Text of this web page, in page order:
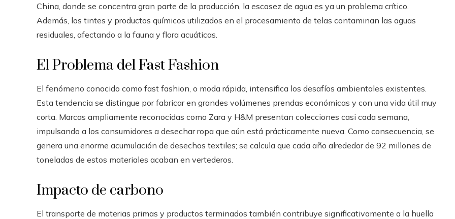
China, donde se concentra gran parte de la producción, la escasez de agua es ya un problema crítico.
Además, los tintes y productos químicos utilizados en el procesamiento de telas contaminan las aguas
residuales, afectando a la fauna y flora acuáticas.
El Problema del Fast Fashion
El fenómeno conocido como fast fashion, o moda rápida, intensifica los desafíos ambientales existentes.
Esta tendencia se distingue por fabricar en grandes volúmenes prendas económicas y con una vida útil muy
corta. Marcas ampliamente reconocidas como Zara y H&M presentan colecciones casi cada semana,
impulsando a los consumidores a desechar ropa que aún está prácticamente nueva. Como consecuencia, se
genera una enorme acumulación de desechos textiles; se calcula que cada año alrededor de 92 millones de
toneladas de estos materiales acaban en vertederos.
Impacto de carbono
El transporte de materias primas y productos terminados también contribuye significativamente a la huella